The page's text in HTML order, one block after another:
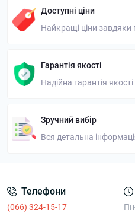
Доступні ціни
Найкращі ціни
Гарантія якості
Надійна гарантія
Зручний вибір
Вся детальна
Телефони
(066) 324-15-17